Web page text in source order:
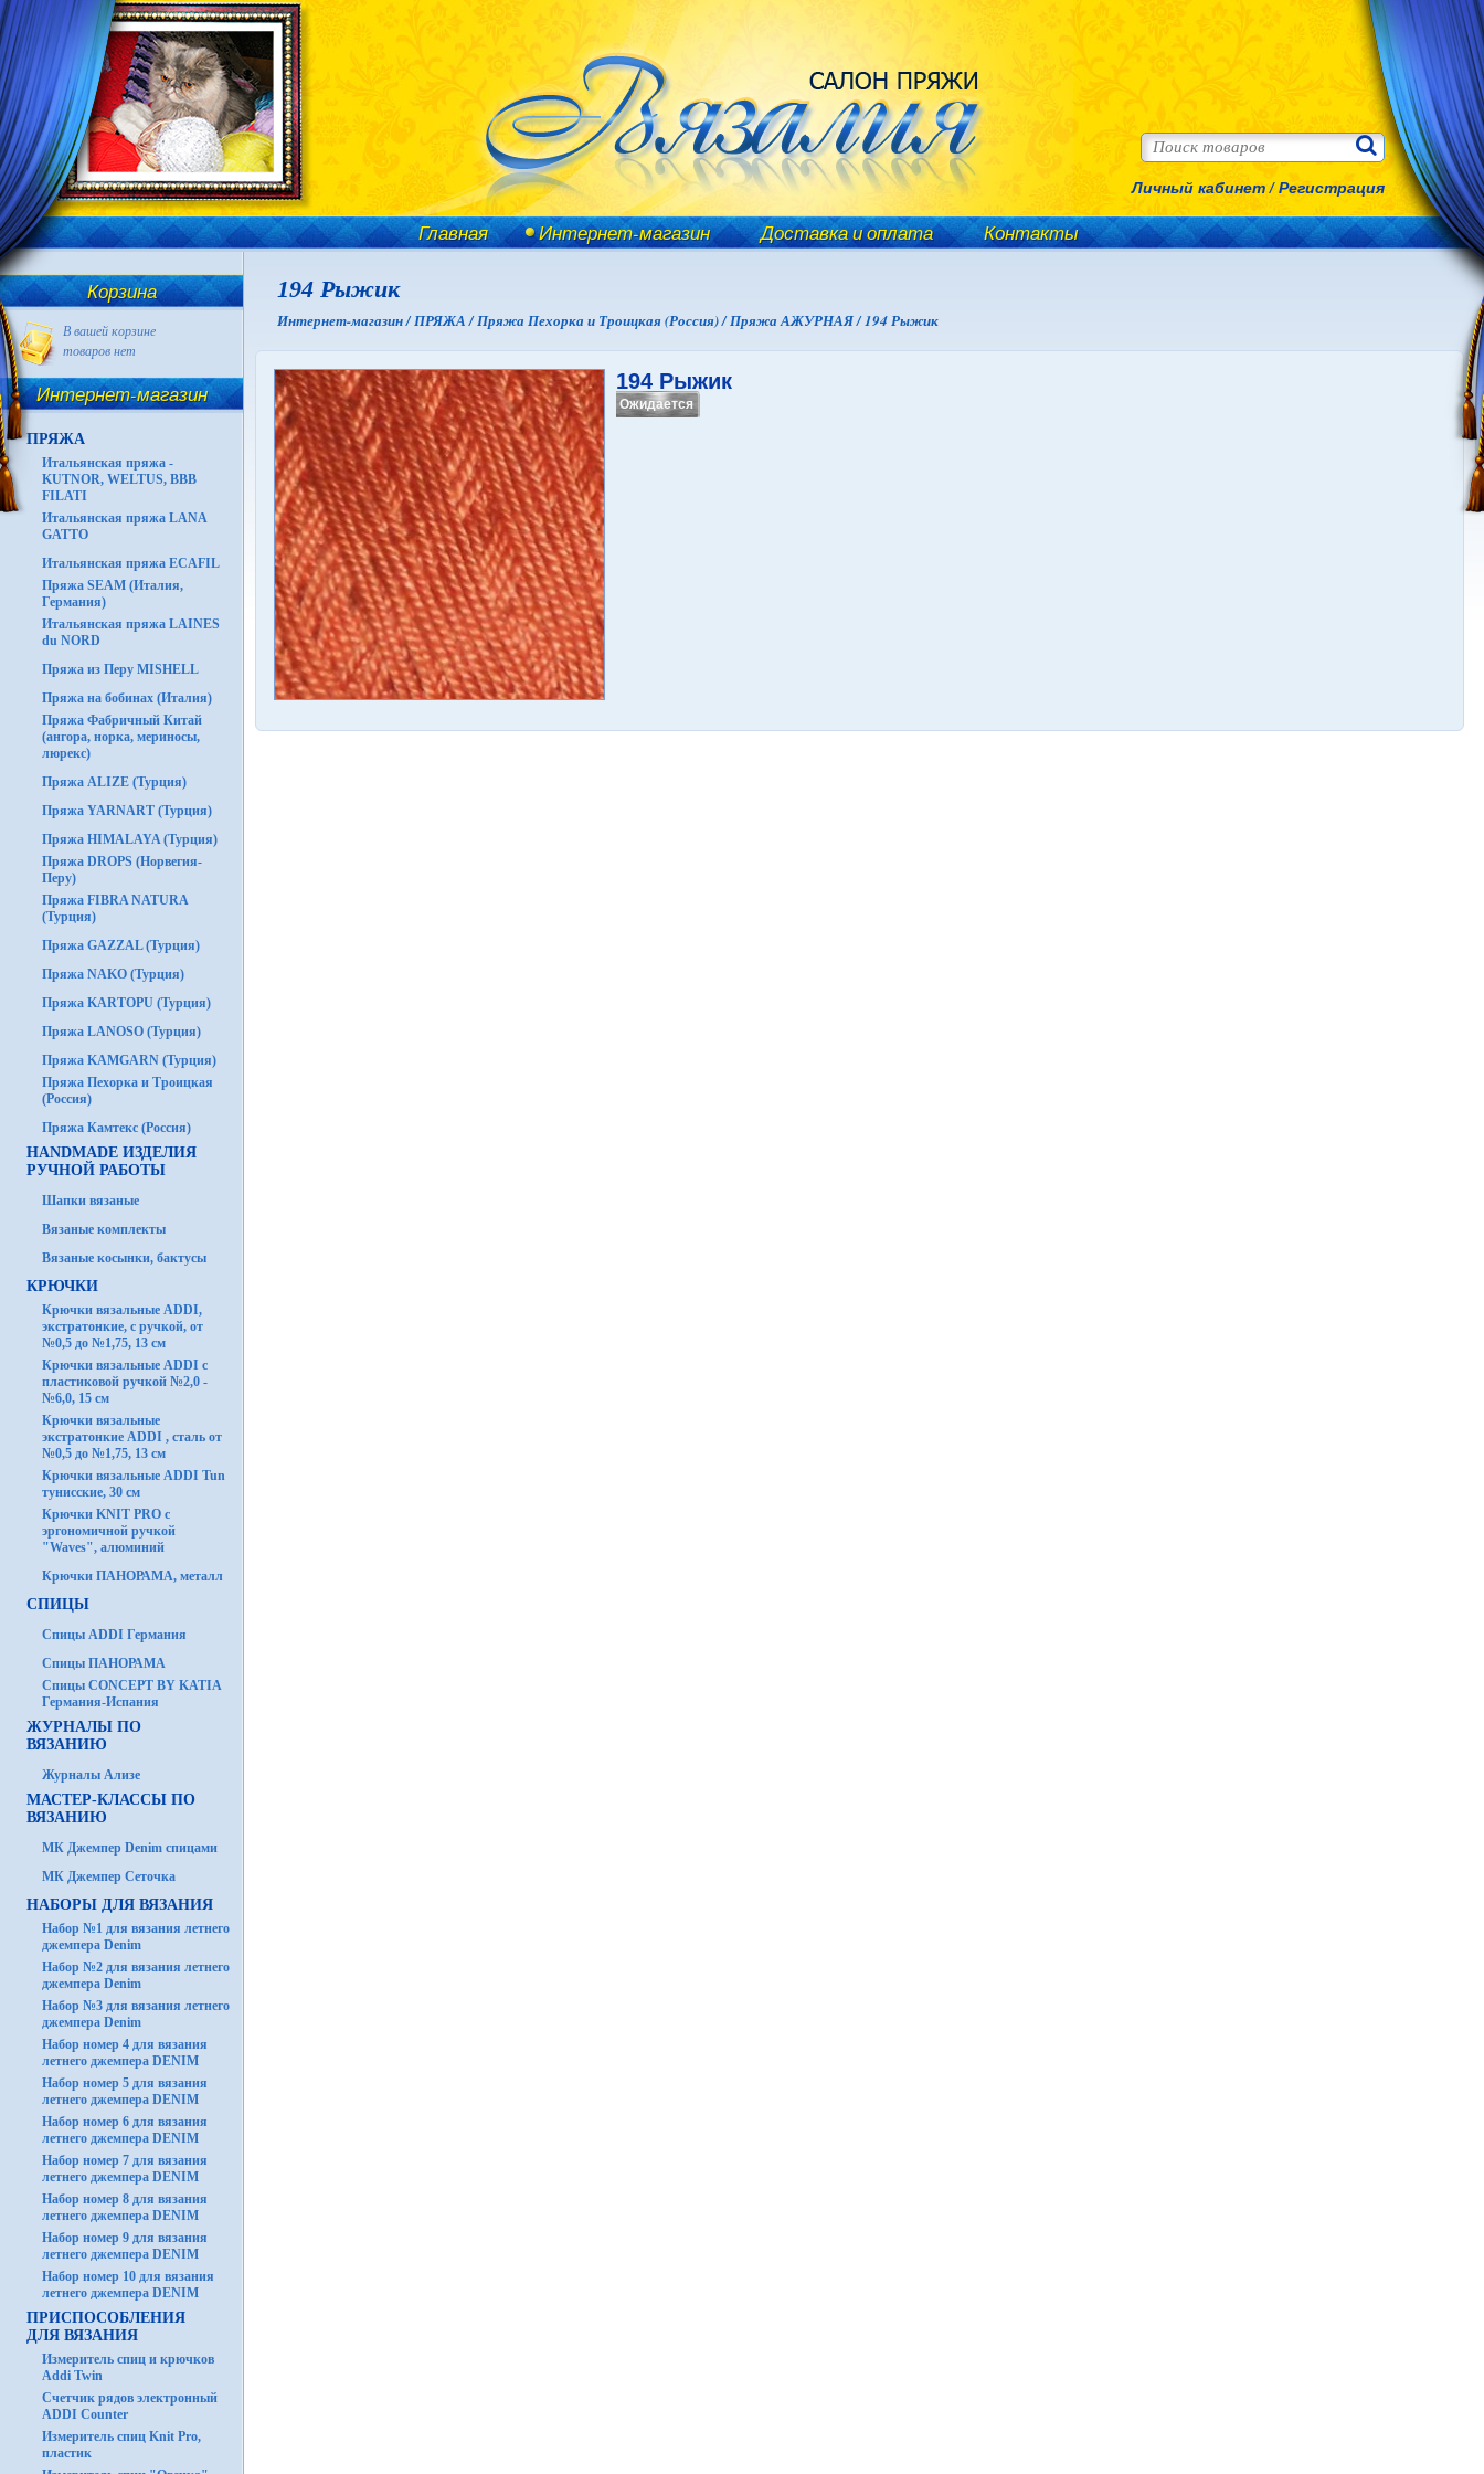
Личный кабинет/Регистрация
Главная Интернет-магазин Доставка и оплата Контакты
Корзина
В вашей корзине
товаров нет
Интернет-магазин
ПРЯЖА
Итальянская пряжа -
KUTNOR, WELTUS, BBB
FILATI
Итальянская пряжа LANA
GATTO
Итальянская пряжа ECAFIL
Пряжа SEAM (Италия,
Германия)
Итальянская пряжа LAINES
du NORD
Пряжа из Перу MISHELL
Пряжа на бобинах (Италия)
Пряжа Фабричный Китай
(ангора, норка, мериносы,
люрекс)
Пряжа ALIZE (Турция)
Пряжа YARNART (Турция)
Пряжа HIMALAYA (Турция)
Пряжа DROPS (Норвегия-
Перу)
Пряжа FIBRA NATURA
(Турция)
Пряжа GAZZAL (Турция)
Пряжа NAKO (Турция)
Пряжа KARTOPU (Турция)
Пряжа LANOSO (Турция)
Пряжа KAMGARN (Турция)
Пряжа Пехорка и Троицкая
(Россия)
Пряжа Камтекс (Россия)
HANDMADE ИЗДЕЛИЯ
РУЧНОЙ РАБОТЫ
Шапки вязаные
Вязаные комплекты
Вязаные косынки, бактусы
КРЮЧКИ
Крючки вязальные ADDI,
экстратонкие, с ручкой, от
№0,5 до №1,75, 13 см
Крючки вязальные ADDI с
пластиковой ручкой №2,0 -
№6,0, 15 см
Крючки вязальные
экстратонкие ADDI , сталь от
№0,5 до №1,75, 13 см
Крючки вязальные ADDI Tun
тунисские, 30 см
Крючки KNIT PRO с
эргономичной ручкой
"Waves", алюминий
Крючки ПАНОРАМА, металл
СПИЦЫ
Спицы ADDI Германия
Спицы ПАНОРАМА
Спицы CONCEPT BY KATIA
Германия-Испания
ЖУРНАЛЫ ПО
ВЯЗАНИЮ
Журналы Ализе
МАСТЕР-КЛАССЫ ПО
ВЯЗАНИЮ
МК Джемпер Denim спицами
МК Джемпер Сеточка
НАБОРЫ ДЛЯ ВЯЗАНИЯ
Набор №1 для вязания летнего
джемпера Denim
Набор №2 для вязания летнего
джемпера Denim
Набор №3 для вязания летнего
джемпера Denim
Набор номер 4 для вязания
летнего джемпера DENIM
Набор номер 5 для вязания
летнего джемпера DENIM
Набор номер 6 для вязания
летнего джемпера DENIM
Набор номер 7 для вязания
летнего джемпера DENIM
Набор номер 8 для вязания
летнего джемпера DENIM
Набор номер 9 для вязания
летнего джемпера DENIM
Набор номер 10 для вязания
летнего джемпера DENIM
ПРИСПОСОБЛЕНИЯ
ДЛЯ ВЯЗАНИЯ
Измеритель спиц и крючков
Addi Twin
Счетчик рядов электронный
ADDI Counter
Измеритель спиц Knit Pro,
пластик
194 Рыжик
Интернет-магазин /ПРЯЖА /Пряжа Пехорка и Троицкая (Россия) /Пряжа АЖУРНАЯ /194 Рыжик
194 Рыжик
Ожидается